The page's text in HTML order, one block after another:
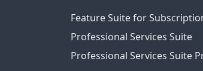
Feature Suite for
Professional Services Suite
Professional Services Suite